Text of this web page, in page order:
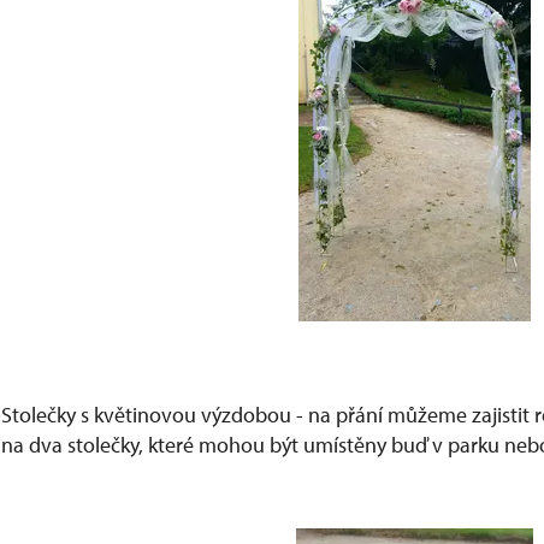
Stolečky s květinovou výzdobou - na přání můžeme zajistit
na dva stolečky, které mohou být umístěny buď v parku